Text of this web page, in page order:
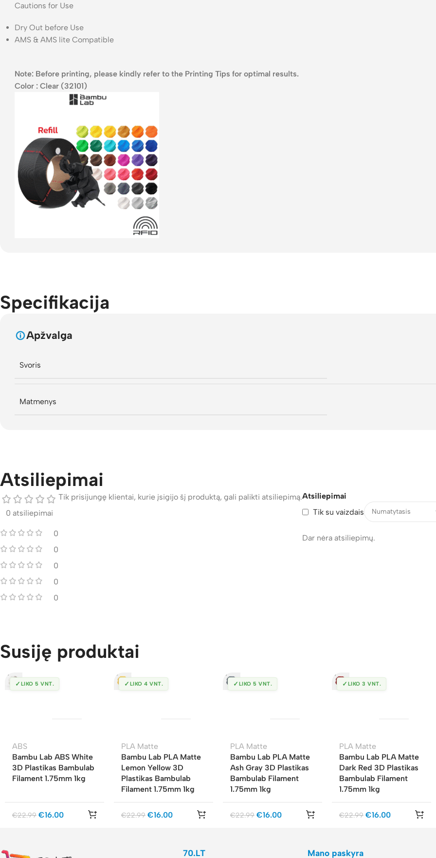
Cautions for Use
Dry Out before Use
AMS & AMS lite Compatible
Note: Before printing, please kindly refer to the Printing Tips for optimal results.
Color : Clear (32101)
Specifikacija
Apžvalga
Svoris
Matmenys
Atsiliepimai
0 atsiliepimai
0
0
0
0
0
Atsiliepimai
Tik su vaizdais
Dar nėra atsiliepimų.
Tik prisijungę klientai, kurie įsigijo šį produktą, gali palikti atsiliepimą.
Susiję produktai
✓ LIKO 5 VNT.
ABS
Bambu Lab ABS White
3D Plastikas Bambulab
Filament 1.75mm 1kg
€22.99 €16.00
✓ LIKO 4 VNT.
PLA Matte
Bambu Lab PLA Matte
Lemon Yellow 3D
Plastikas Bambulab
Filament 1.75mm 1kg
€22.99 €16.00
✓ LIKO 5 VNT.
PLA Matte
Bambu Lab PLA Matte
Ash Gray 3D Plastikas
Bambulab Filament
1.75mm 1kg
€22.99 €16.00
✓ LIKO 3 VNT.
PLA Matte
Bambu Lab PLA Matte
Dark Red 3D Plastikas
Bambulab Filament
1.75mm 1kg
€22.99 €16.00
70.LT Mano paskyra